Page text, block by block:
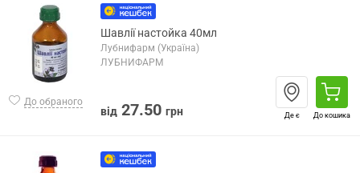
До обраного
Шавлії настойка 40мл
Лубнифарм (Україна)
ЛУБНИФАРМ
від 27.50 грн Де є До кошика